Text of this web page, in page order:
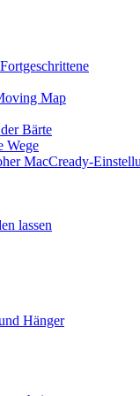
Map
Bärte
Wege
MacCready-
lassen
Hänger